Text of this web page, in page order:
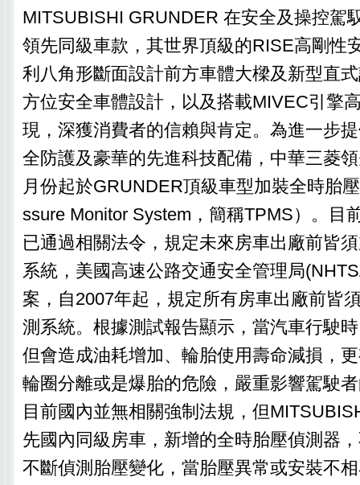
MITSUBISHI GRUNDER 在安全及操控駕
領先同級車款，其世界頂級的RISE高剛性
利八角形斷面設計前方車體大樑及新型直
方位安全車體設計，以及搭載MIVEC引擎
現，深獲消費者的信賴與肯定。為進一步
全防護及豪華的先進科技配備，中華三菱
月份起於GRUNDER頂級車型加裝全時胎
ssure Monitor System，簡稱TPMS）。目
已通過相關法令，規定未來房車出廠前皆
系統，美國高速公路交通安全管理局
案，自2007年起，規定所有房車出廠前皆
測系統。根據測試報告顯示，當汽車行駛
但會造成油耗增加、輪胎使用壽命減損，
輪圈分離或是爆胎的危險，嚴重影響駕駛
目前國內並無相關強制法規，但
先國內同級房車，新增的全時胎壓偵測器
不斷偵測胎壓變化，當胎壓異常或安裝不